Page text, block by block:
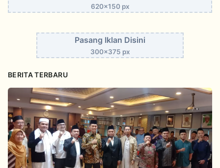
620x150 px
Pasang Iklan Disini
300x375 px
BERITA TERBARU